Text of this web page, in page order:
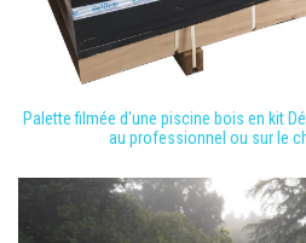
Palette filmée d'une piscine bois en kit
au professionnel ou sur le